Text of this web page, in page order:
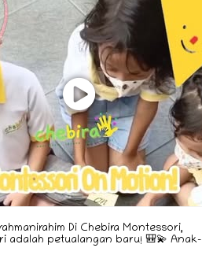
Di Chebira Montessori,
adalah petualangan baru! 🎒💫 Anak-